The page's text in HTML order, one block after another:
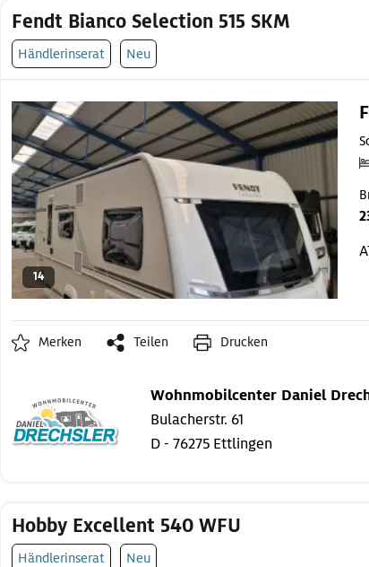
Fendt Bianco Selection 515 SKM
Händlerinserat Neu
14
Merken Teilen Drucken
Wohnmobilcenter Daniel
Bulacherstr. 61
D - 76275 Ettlingen
Hobby Excellent 540 WFU
Händlerinserat Neu